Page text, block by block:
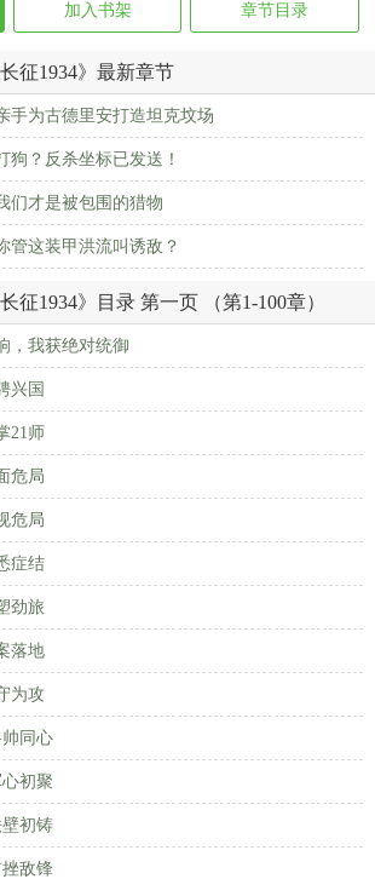
加入书架 章节目录
征1934》最新章节
手为古德里安打造坦克坟场
狗？反杀坐标已发送！
们才是被包围的猎物
管这装甲洪流叫诱敌？
征1934》目录 第一页 （第1-100章）
，我获绝对统御
兴国
21师
危局
危局
症结
劲旅
落地
为攻
同心
初聚
初铸
敌锋